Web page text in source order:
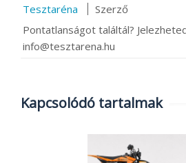
Tesztaréna
Szerző
Pontatlanságot találtál?
info@tesztarena.hu
Kapcsolódó tartalmak